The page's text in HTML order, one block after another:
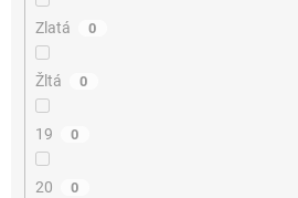
Zlatá 0
Žltá 0
19 0
20 0